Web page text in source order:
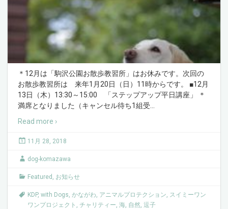
＊12月は「駒沢公園お散歩教習所」はお休みです。次回の
お散歩教習所は 来年1月20日（日）11時からです。 ■12月
13日（木）13:30～15:00 「ステップアップ平日講座」 ＊
満席となりました（キャンセル待ち1組受
Read more ›
11月 28, 2018
dog-komazawa
Featured , お知らせ
KDP, with Dogs, かながわ, アニマルプロテクション, スイミーワン
ワンプロジェクト , チャリティー, 海, 自然, 逗子